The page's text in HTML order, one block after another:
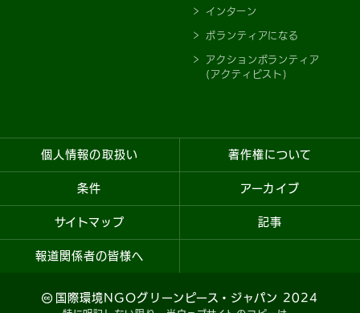
インターン
ボランティアになる
アクションボランティア
(アクティビスト)
個人情報の取扱い 著作権について
条件 アーカイブ
サイトマップ 記事
報道関係者の皆様へ
国際環境NGOグリーンピース・ジャパン 2024